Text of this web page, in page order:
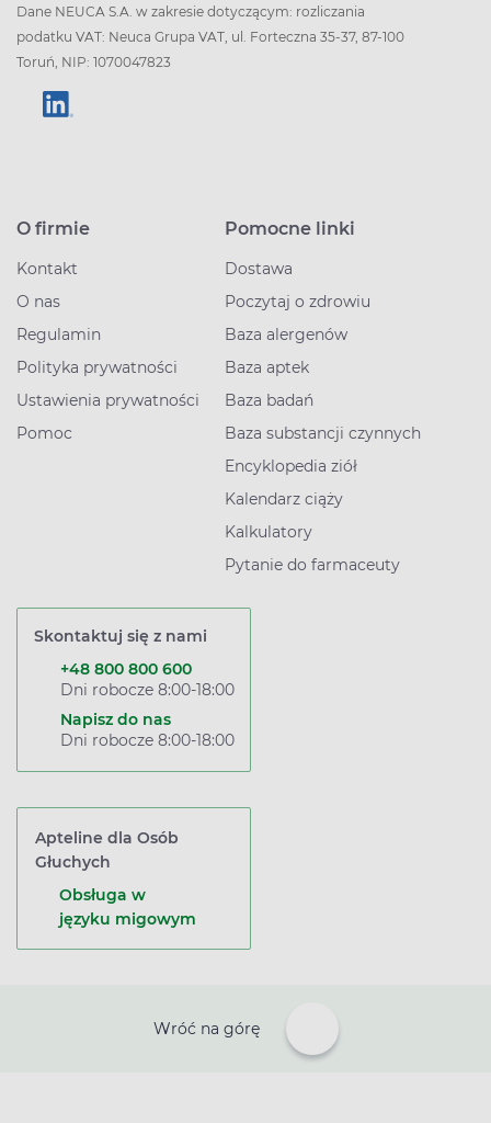
Dane NEUCA S.A. w zakresie dotyczącym: rozliczania
podatku VAT: Neuca Grupa VAT, ul. Forteczna 35-37, 87-100
Toruń, NIP: 1070047823
O firmie
Kontakt
O nas
Regulamin
Polityka prywatności
Ustawienia prywatności
Pomoc
Pomocne linki
Dostawa
Poczytaj o zdrowiu
Baza alergenów
Baza aptek
Baza badań
Baza substancji czynnych
Encyklopedia ziół
Kalendarz ciąży
Kalkulatory
Pytanie do farmaceuty
Skontaktuj się z nami
+48 800 800 600
Dni robocze 8:00-18:00
Napisz do nas
Dni robocze 8:00-18:00
Apteline dla Osób
Głuchych
Obsługa w
języku migowym
Wróć na górę